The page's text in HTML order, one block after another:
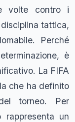
volte contro i
tattica,
Perché
è
La FIFA
che ha definito
torneo. Per
un